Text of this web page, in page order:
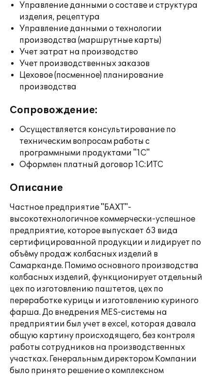
Управление данными о составе и структура
изделия, рецептура
Управление данными о технологии
производства (маршрутные карты)
Учет затрат на производство
Учет производственных заказов
Цеховое (посменное) планирование
производства
Сопровождение:
Осуществляется консультирование по
техническим вопросам работы с
программными продуктами "1С"
Оформлен платный договор 1С:ИТС
Описание
Частное предприятие "БАХТ"-
высокотехнологичное коммерчески-успешное
предприятие, которое выпускает 63 вида
сертифицированной продукции и лидирует по
объёму продаж колбасных изделий в
Самарканде. Помимо основного производства
колбасных изделий, функционирует отдельный
цех по изготовлению паштетов, цех по
переработке курицы и изготовлению куриного
фарша. До внедрения MES-системы на
предприятии был учет в excel, которая давала
общую картину происходящего, без контроля
работы сотрудников на производственных
участках. Генеральным директором Компании
было принято решение о комплексном